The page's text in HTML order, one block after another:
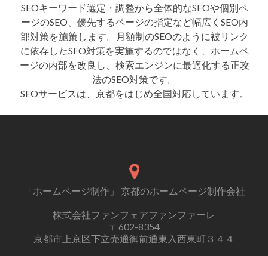
SEOキーワード選定・調整から全体的なSEOや個別ペ
ージのSEO、優先するページの指定など幅広くSEO内
部対策を施策します。月額制のSEOのように被リンク
に依存したSEO対策を実施するのではなく、ホームペ
ージの内部を改良し、検索エンジンに最適化する正攻
法のSEO対策です。
SEOサービスは、京都をはじめ全国対応しています。
「ホームページ制作」 京都のホームページ制作会社
株式会社ファンフェアファンファーレ
〒602-8354
京都市上京区下立売通御前通東入西東町３４４